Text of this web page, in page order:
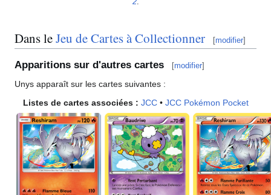
Dans leJeu de Cartes à Collectionner [modifier]
Apparitions sur d'autres cartes [modifier]
Unys apparaît sur les cartes suivantes :
Listes de cartes associées : JCC• JCC Pokémon Pocket